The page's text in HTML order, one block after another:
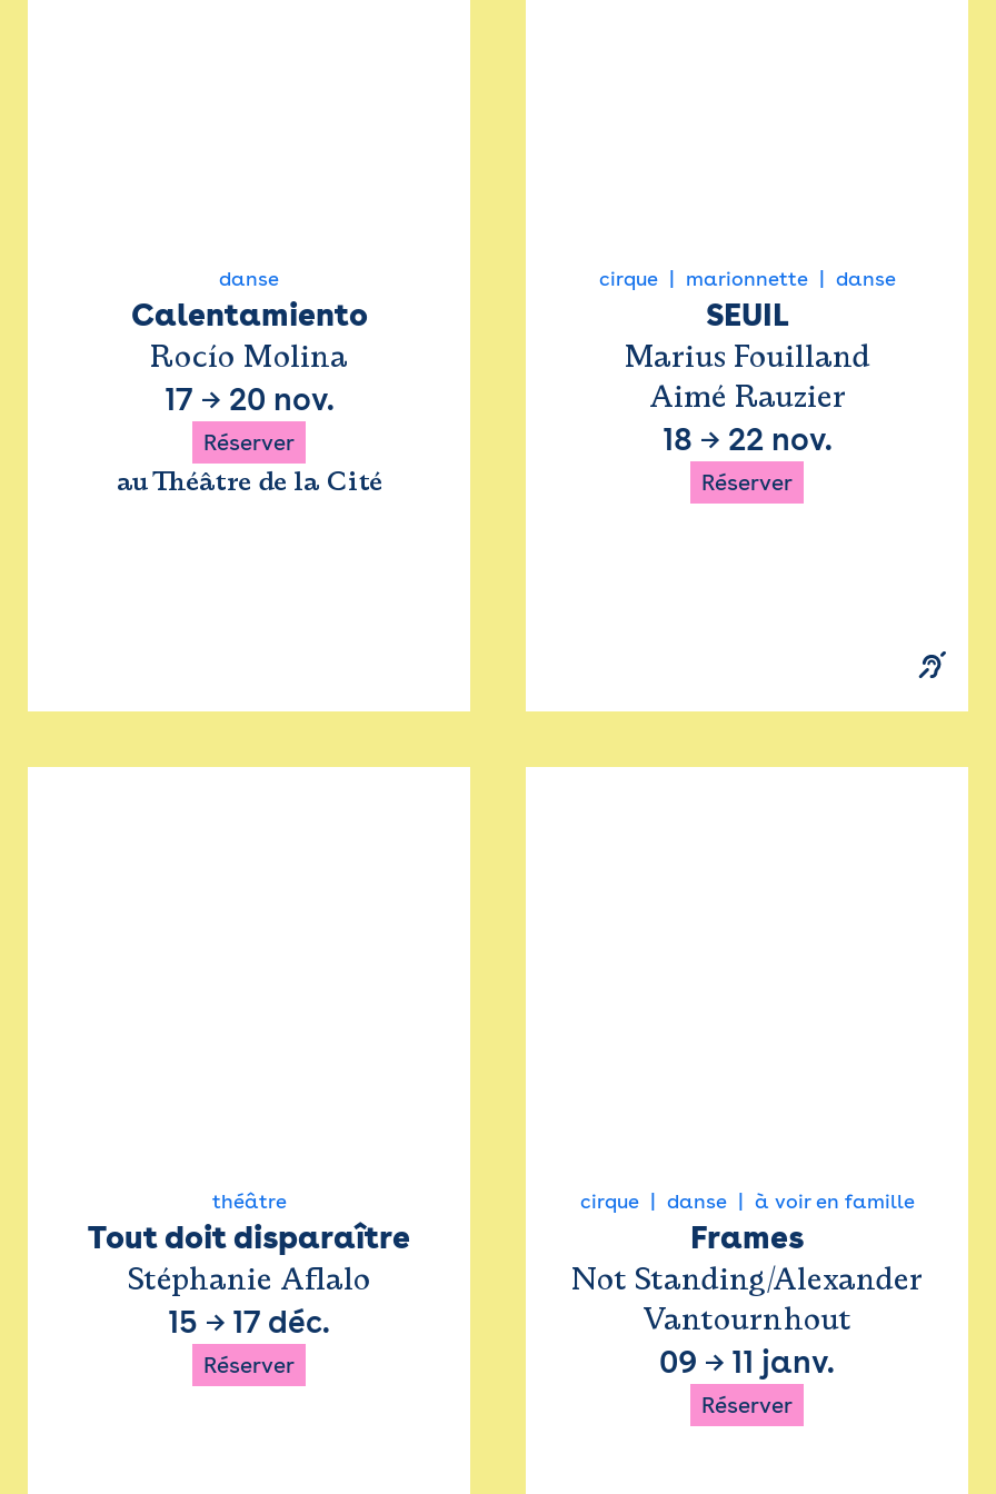
danse
Calentamiento
Rocío Molina
17 → 20 nov.
Réserver
au Théâtre de la Cité
cirque marionnette danse
SEUIL
Marius Fouilland
Aimé Rauzier
18 → 22 nov.
Réserver
théâtre
Tout doit disparaître
Stéphanie Aflalo
15 → 17 déc.
Réserver
cirque danse à voir en famille
Frames
Not Standing/Alexander
Vantournhout
09 → 11 janv.
Réserver